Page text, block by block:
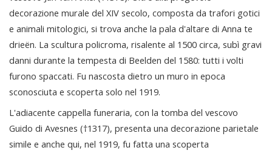
decorazione murale del XIV secolo, composta da trafori gotici
e animali mitologici, si trova anche la pala d'altare di Anna te
drieën. La scultura policroma, risalente al 1500 circa, subì gravi
danni durante la tempesta di Beelden del 1580: tutti i volti
furono spaccati. Fu nascosta dietro un muro in epoca
sconosciuta e scoperta solo nel 1919.
L'adiacente cappella funeraria, con la tomba del vescovo
Guido di Avesnes (†1317), presenta una decorazione parietale
simile e anche qui, nel 1919, fu fatta una scoperta